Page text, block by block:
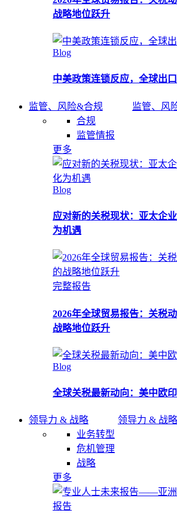
战略地位跃升
Blog
中美政策连锁反应，全球出
监管、风险&合规
监管、风
合规
监管情报
更多
Blog
应对新的关税现状：亚太企
为机遇
完整报告
2026年全球贸易报告：关税
战略地位跃升
Blog
全球关税最新动向：美中欧
领导力 & 战略
领导力 & 战略
业务转型
危机管理
战略
更多
报告